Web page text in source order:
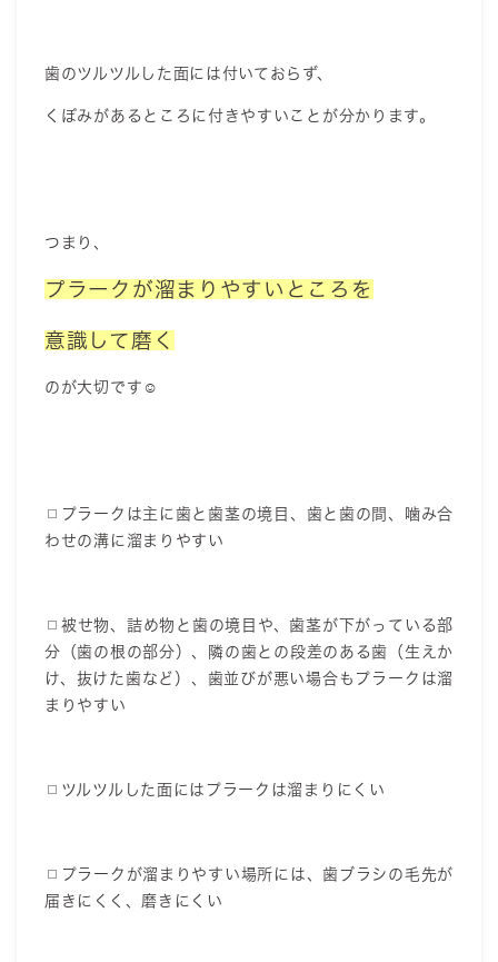
歯のツルツルした面には付いておらず、
くぼみがあるところに付きやすいことが分かります。
つまり、
プラークが溜まりやすいところを
意識して磨く
のが大切です☺️
◻︎プラークは主に歯と歯茎の境目、歯と歯の間、噛み合
わせの溝に溜まりやすい
◻︎被せ物、詰め物と歯の境目や、歯茎が下がっている部
分（歯の根の部分）、隣の歯との段差のある歯（生えか
け、抜けた歯など）、歯並びが悪い場合もプラークは溜
まりやすい
◻︎ツルツルした面にはプラークは溜まりにくい
◻︎プラークが溜まりやすい場所には、歯ブラシの毛先が
届きにくく、磨きにくい